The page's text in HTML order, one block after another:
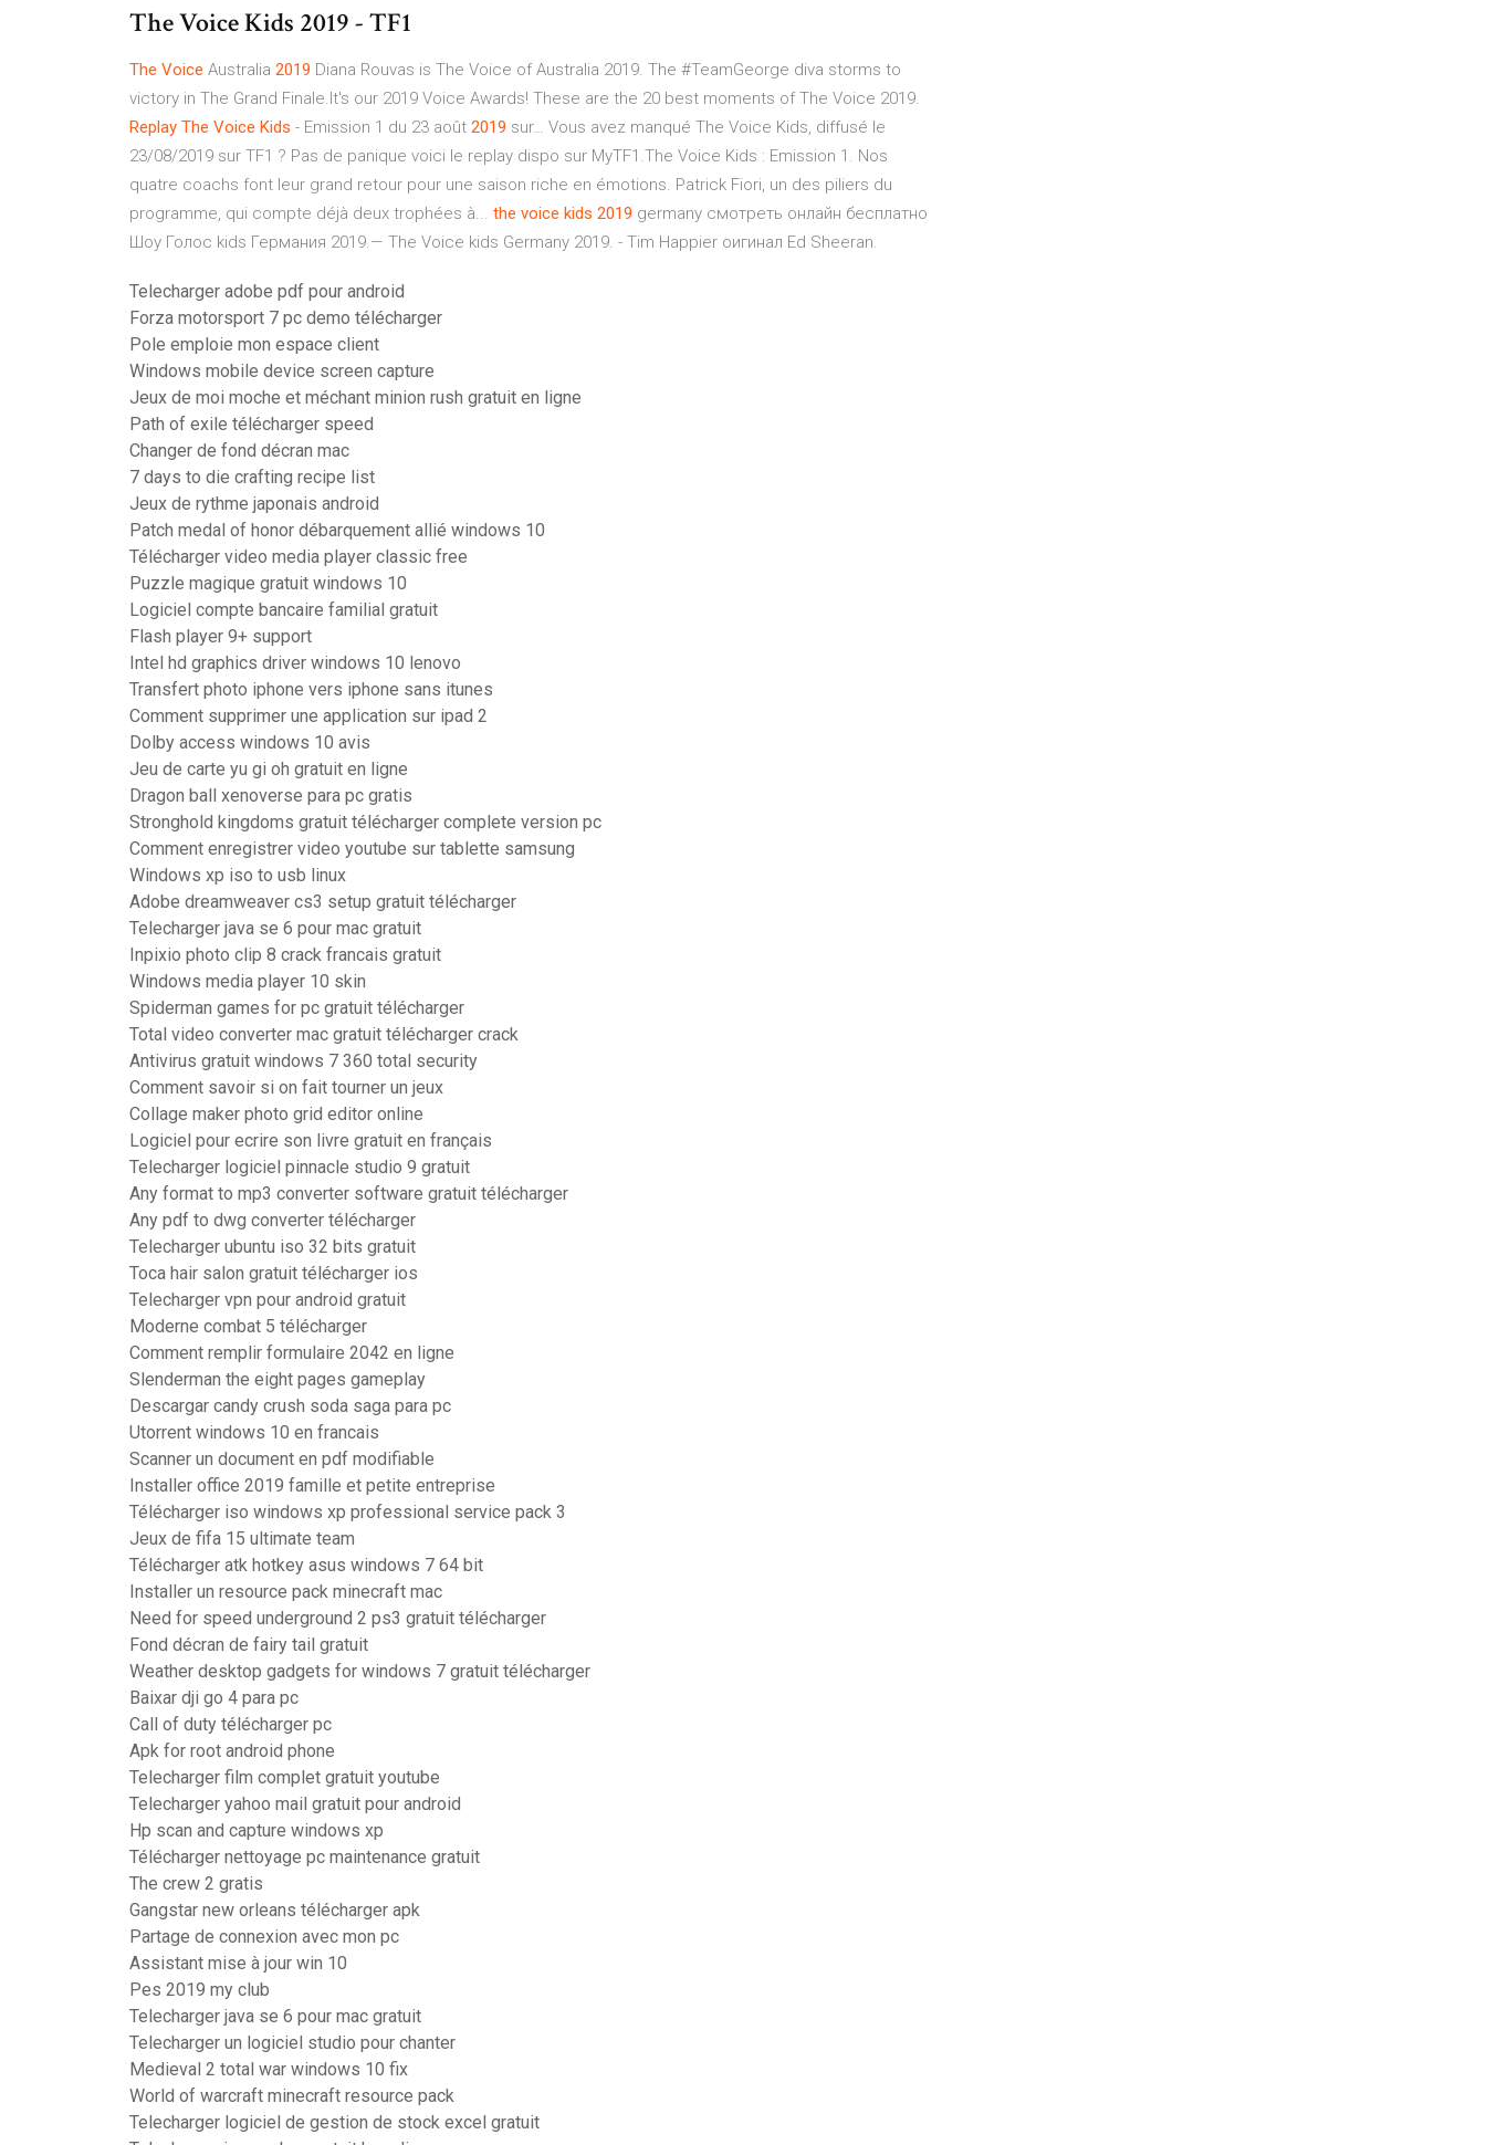
The Voice Kids 2019 - TF1
The Voice Australia 2019 Diana Rouvas is The Voice of Australia 2019. The #TeamGeorge diva storms to
victory in The Grand Finale.It's our 2019 Voice Awards! These are the 20 best moments of The Voice 2019.
Replay The Voice Kids - Emission 1 du 23 août 2019 sur… Vous avez manqué The Voice Kids, diffusé le
23/08/2019 sur TF1 ? Pas de panique voici le replay dispo sur MyTF1.The Voice Kids : Emission 1. Nos
quatre coachs font leur grand retour pour une saison riche en émotions. Patrick Fiori, un des piliers du
programme, qui compte déjà deux trophées à... the voice kids 2019 germany смотреть онлайн бесплатно
Шоу Голос kids Германия 2019.— The Voice kids Germany 2019. - Tim Happier оигинал Ed Sheeran.
Telecharger adobe pdf pour android
Forza motorsport 7 pc demo télécharger
Pole emploie mon espace client
Windows mobile device screen capture
Jeux de moi moche et méchant minion rush gratuit en ligne
Path of exile télécharger speed
Changer de fond décran mac
7 days to die crafting recipe list
Jeux de rythme japonais android
Patch medal of honor débarquement allié windows 10
Télécharger video media player classic free
Puzzle magique gratuit windows 10
Logiciel compte bancaire familial gratuit
Flash player 9+ support
Intel hd graphics driver windows 10 lenovo
Transfert photo iphone vers iphone sans itunes
Comment supprimer une application sur ipad 2
Dolby access windows 10 avis
Jeu de carte yu gi oh gratuit en ligne
Dragon ball xenoverse para pc gratis
Stronghold kingdoms gratuit télécharger complete version pc
Comment enregistrer video youtube sur tablette samsung
Windows xp iso to usb linux
Adobe dreamweaver cs3 setup gratuit télécharger
Telecharger java se 6 pour mac gratuit
Inpixio photo clip 8 crack francais gratuit
Windows media player 10 skin
Spiderman games for pc gratuit télécharger
Total video converter mac gratuit télécharger crack
Antivirus gratuit windows 7 360 total security
Comment savoir si on fait tourner un jeux
Collage maker photo grid editor online
Logiciel pour ecrire son livre gratuit en français
Telecharger logiciel pinnacle studio 9 gratuit
Any format to mp3 converter software gratuit télécharger
Any pdf to dwg converter télécharger
Telecharger ubuntu iso 32 bits gratuit
Toca hair salon gratuit télécharger ios
Telecharger vpn pour android gratuit
Moderne combat 5 télécharger
Comment remplir formulaire 2042 en ligne
Slenderman the eight pages gameplay
Descargar candy crush soda saga para pc
Utorrent windows 10 en francais
Scanner un document en pdf modifiable
Installer office 2019 famille et petite entreprise
Télécharger iso windows xp professional service pack 3
Jeux de fifa 15 ultimate team
Télécharger atk hotkey asus windows 7 64 bit
Installer un resource pack minecraft mac
Need for speed underground 2 ps3 gratuit télécharger
Fond décran de fairy tail gratuit
Weather desktop gadgets for windows 7 gratuit télécharger
Baixar dji go 4 para pc
Call of duty télécharger pc
Apk for root android phone
Telecharger film complet gratuit youtube
Telecharger yahoo mail gratuit pour android
Hp scan and capture windows xp
Télécharger nettoyage pc maintenance gratuit
The crew 2 gratis
Gangstar new orleans télécharger apk
Partage de connexion avec mon pc
Assistant mise à jour win 10
Pes 2019 my club
Telecharger java se 6 pour mac gratuit
Telecharger un logiciel studio pour chanter
Medieval 2 total war windows 10 fix
World of warcraft minecraft resource pack
Telecharger logiciel de gestion de stock excel gratuit